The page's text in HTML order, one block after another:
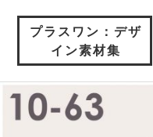
プラスワン：デザ
イン素材集